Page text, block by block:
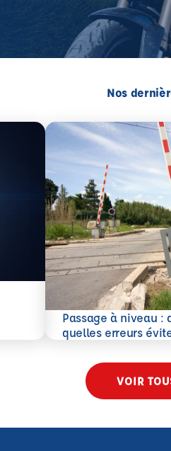
Nos
Passage à niveau :
quelles erreurs
En savoir plus
VOIR